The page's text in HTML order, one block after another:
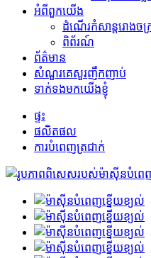
អំពីពួកយើង
ដំណើរកំសាន្តរោងចក្
ពិព័រណ៍
ព័ត៌មាន
សំណួរគេសួរញឹកញាប់
ទាក់ទងមកយើងខ្ញុំ
ផ្ទះ
ផលិតផល
ការបំពេញត្រជាក់